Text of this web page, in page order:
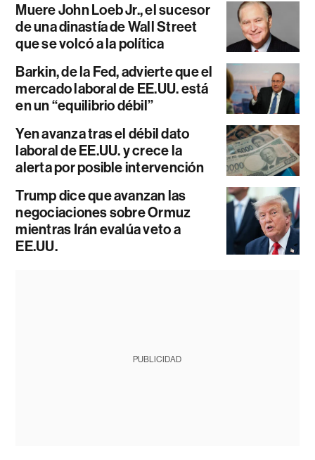
Muere John Loeb Jr., el sucesor
de una dinastía de Wall Street
que se volcó a la política
Barkin, de la Fed, advierte que el
mercado laboral de EE.UU. está
en un “equilibrio débil”
Yen avanza tras el débil dato
laboral de EE.UU. y crece la
alerta por posible intervención
Trump dice que avanzan las
negociaciones sobre Ormuz
mientras Irán evalúa veto a
EE.UU.
PUBLICIDAD